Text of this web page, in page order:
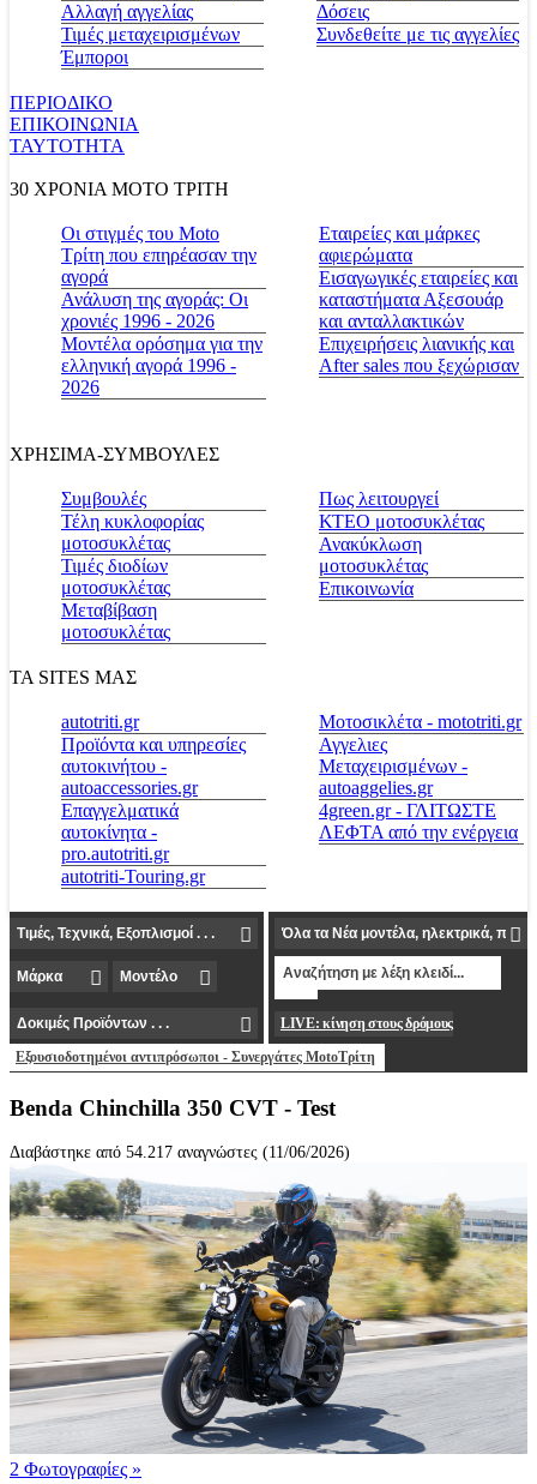
Αλλαγή αγγελίας
Τιμές μεταχειρισμένων
Έμποροι
Δόσεις
Συνδεθείτε με τις αγγελίες
ΠΕΡΙΟΔΙΚΟ
ΕΠΙΚΟΙΝΩΝΙΑ
ΤΑΥΤΟΤΗΤΑ
30 ΧΡΟΝΙΑ MOTO ΤΡΙΤΗ
Οι στιγμές του Moto
Τρίτη που επηρέασαν την
αγορά
Ανάλυση της αγοράς: Οι
χρονιές 1996 - 2026
Μοντέλα ορόσημα για την
ελληνική αγορά 1996 -
2026
Εταιρείες και μάρκες
αφιερώματα
Εισαγωγικές εταιρείες και
καταστήματα Αξεσουάρ
και ανταλλακτικών
Επιχειρήσεις λιανικής και
After sales που ξεχώρισαν
ΧΡΗΣΙΜΑ-ΣΥΜΒΟΥΛΕΣ
Συμβουλές
Τέλη κυκλοφορίας
μοτοσυκλέτας
Τιμές διοδίων
μοτοσυκλέτας
Μεταβίβαση
μοτοσυκλέτας
Πως λειτουργεί
ΚΤΕΟ μοτοσυκλέτας
Ανακύκλωση
μοτοσυκλέτας
Επικοινωνία
ΤΑ SITES ΜΑΣ
autotriti.gr
Προϊόντα και υπηρεσίες
αυτοκινήτου -
autoaccessories.gr
Επαγγελματικά
αυτοκίνητα -
pro.autotriti.gr
autotriti-Touring.gr
Μοτοσικλέτα - mototriti.gr
Αγγελιες
Μεταχειρισμένων -
autoaggelies.gr
4green.gr - ΓΛΙΤΩΣΤΕ
ΛΕΦΤΑ από την ενέργεια
LIVE: κίνηση στους δρόμους
Εξουσιοδοτημένοι αντιπρόσωποι - Συνεργάτες MotoΤρίτη
Benda Chinchilla 350 CVT - Test
Διαβάστηκε από 54.217 αναγνώστες (11/06/2026)
2 Φωτογραφίες »